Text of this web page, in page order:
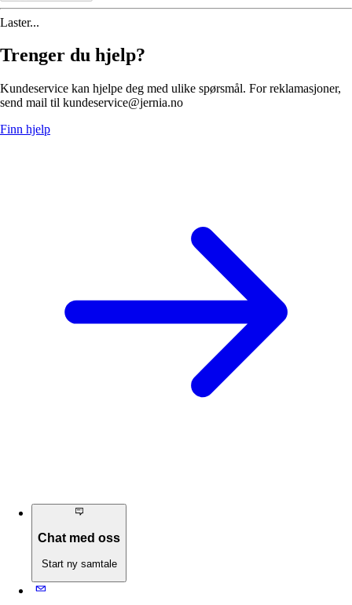
Laster...
Trenger du hjelp?
Kundeservice kan hjelpe deg med ulike spørsmål. For reklamasjoner,
send mail til kundeservice@jernia.no
Finn hjelp
Chat med oss
Start ny samtale